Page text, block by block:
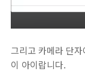
그리고 카메라 단
이 아이랍니다.